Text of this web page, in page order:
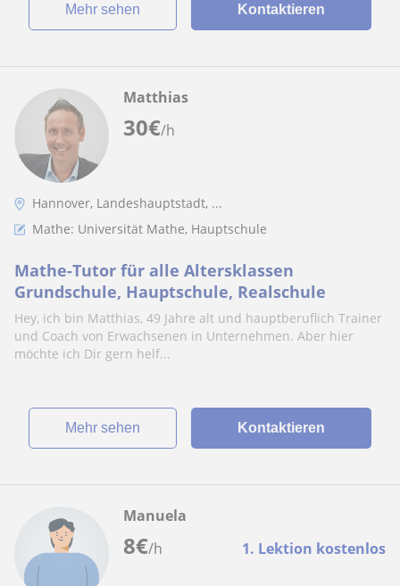
Mehr sehen Kontaktieren
30€/h
Matthias
Hannover, Landeshauptstadt, ...
Mathe: Universität Mathe, Hauptschule
Mathe-Tutor für alle Altersklassen
Grundschule, Hauptschule, Realschule
Hey, ich bin Matthias, 49 Jahre alt und hauptberuflich Trainer
und Coach von Erwachsenen in Unternehmen. Aber hier
möchte ich Dir gern helf...
Mehr sehen Kontaktieren
8€/h 1. Lektion kostenlos
Manuela